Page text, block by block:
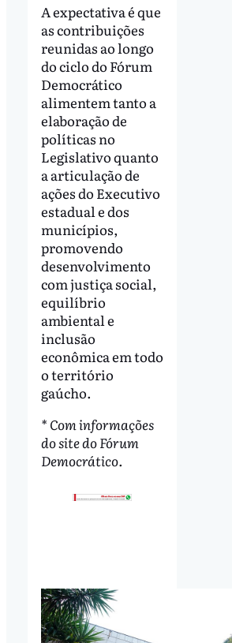
A expectativa é que
as contribuições
reunidas ao longo
do ciclo do Fórum
Democrático
alimentem tanto a
elaboração de
políticas no
Legislativo quanto
a articulação de
ações do Executivo
estadual e dos
municípios,
promovendo
desenvolvimento
com justiça social,
equilíbrio
ambiental e
inclusão
econômica em todo
o território
gaúcho.
* Com informações
do site do Fórum
Democrático.